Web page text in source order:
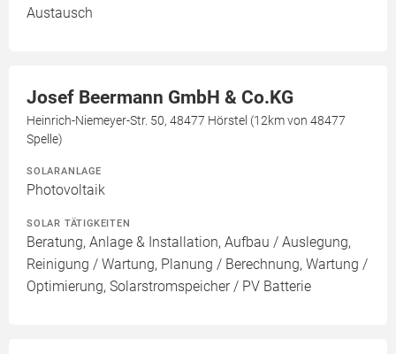
Austausch
Josef Beermann GmbH & Co.KG
Heinrich-Niemeyer-Str. 50, 48477 Hörstel (12km von 48477
Spelle)
SOLARANLAGE
Photovoltaik
SOLAR TÄTIGKEITEN
Beratung, Anlage & Installation, Aufbau / Auslegung,
Reinigung / Wartung, Planung / Berechnung, Wartung /
Optimierung, Solarstromspeicher / PV Batterie